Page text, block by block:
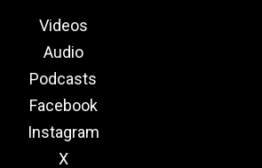
Videos
Audio
Podcasts
Facebook
Instagram
X